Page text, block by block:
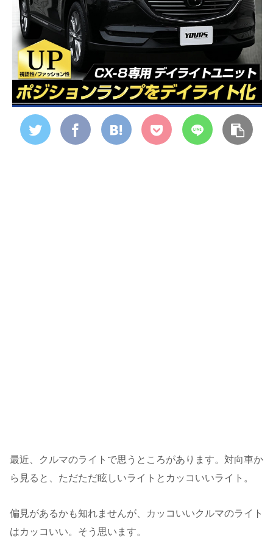
最近、クルマのライトで思うところがあります。対向車か
ら見ると、ただただ眩しいライトとカッコいいライト。
偏見があるかも知れませんが、カッコいいクルマのライト
はカッコいい。そう思います。